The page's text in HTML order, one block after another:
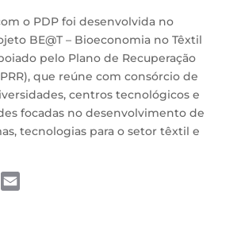
o PDP foi desenvolvida no
BE@T – Bioeconomia no Têxtil
pelo Plano de Recuperação
que reúne com consórcio de
centros tecnológicos e
focadas no desenvolvimento de
tecnologias para o setor têxtil e